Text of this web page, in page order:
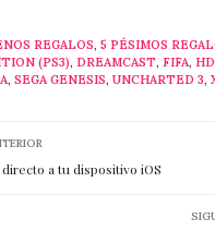
REGALOS, 5 PÉSIMOS
(PS3), DREAMCAST, FIFA,
, SEGA GENESIS, UNCHARTED 3,
a tu dispositivo iOS